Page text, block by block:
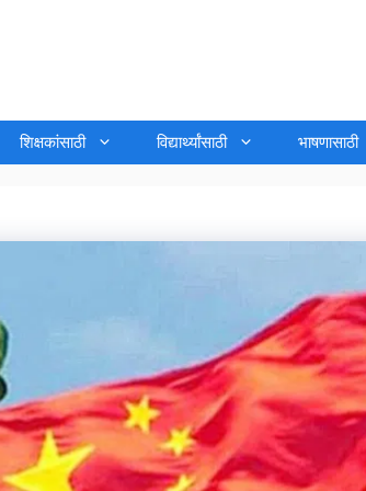
शिक्षकांसाठी विद्यार्थ्यांसाठी भाषणासाठी